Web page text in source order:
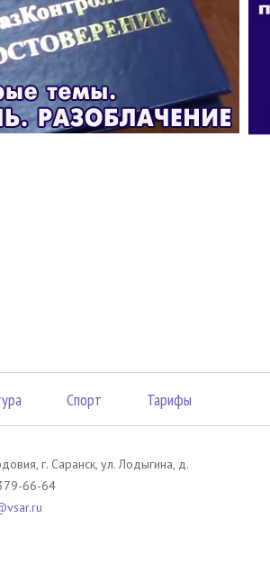
Спорт Тарифы
г. Саранск, ул. Лодыгина, д.
66-64